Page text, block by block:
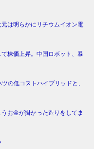
は明らかにリチウムイオン電
株価上昇。中国ロボット、暴
の低コストハイブリッドと、
お金が掛かった造りをしてま